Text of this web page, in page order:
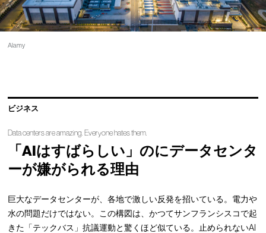
Alamy
ビジネス
Data centers are amazing. Everyone hates them.
「AIはすばらしい」のにデータセンタ
ーが嫌がられる理由
巨大なデータセンターが、各地で激しい反発を招いている。電力や
水の問題だけではない。この構図は、かつてサンフランシスコで起
きた「テックバス」抗議運動と驚くほど似ている。止められないAI